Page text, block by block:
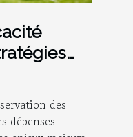
des
dépenses